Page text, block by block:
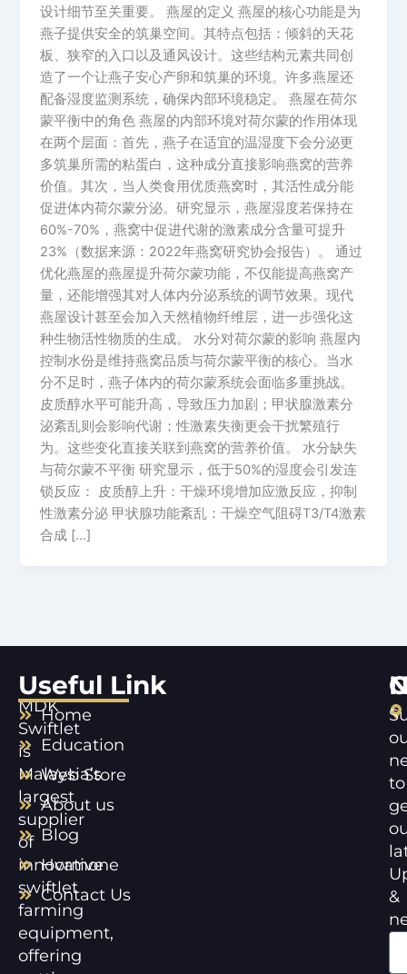
设计细节至关重要。 燕屋的定义 燕屋的核心功能是为
燕子提供安全的筑巢空间。其特点包括：倾斜的天花
板、狭窄的入口以及通风设计。这些结构元素共同创
造了一个让燕子安心产卵和筑巢的环境。许多燕屋还
配备湿度监测系统，确保内部环境稳定。 燕屋在荷尔
蒙平衡中的角色 燕屋的内部环境对荷尔蒙的作用体现
在两个层面：首先，燕子在适宜的温湿度下会分泌更
多筑巢所需的粘蛋白，这种成分直接影响燕窝的营养
价值。其次，当人类食用优质燕窝时，其活性成分能
促进体内荷尔蒙分泌。研究显示，燕屋湿度若保持在
60%-70%，燕窝中促进代谢的激素成分含量可提升
23%（数据来源：2022年燕窝研究协会报告）。 通过
优化燕屋的燕屋提升荷尔蒙功能，不仅能提高燕窝产
量，还能增强其对人体内分泌系统的调节效果。现代
燕屋设计甚至会加入天然植物纤维层，进一步强化这
种生物活性物质的生成。 水分对荷尔蒙的影响 燕屋内
控制水份是维持燕窝品质与荷尔蒙平衡的核心。当水
分不足时，燕子体内的荷尔蒙系统会面临多重挑战。
皮质醇水平可能升高，导致压力加剧；甲状腺激素分
泌紊乱则会影响代谢；性激素失衡更会干扰繁殖行
为。这些变化直接关联到燕窝的营养价值。 水分缺失
与荷尔蒙不平衡 研究显示，低于50%的湿度会引发连
锁反应： 皮质醇上升：干燥环境增加应激反应，抑制
性激素分泌 甲状腺功能紊乱：干燥空气阻碍T3/T4激素
合成 […]
MDK
Swiftlet
is
Malaysia’s
largest
supplier
of
innovative
swiftlet
farming
equipment,
offering
Useful Link
Home
Education
Web Store
About us
Blog
Hormone
Contact Us
to
&